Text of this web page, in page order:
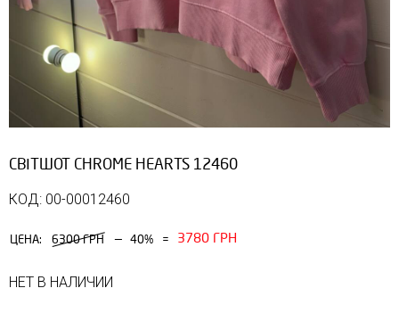
СВІТШОТ CHROME HEARTS 12460
КОД: 00-00012460
ЦЕНА: 6300 ГРН — 40% = 3780 ГРН
НЕТ В НАЛИЧИИ